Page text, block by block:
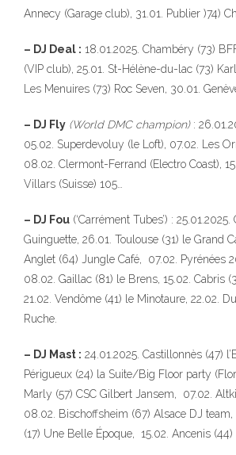
Annecy (Garage club), 31.01. Publier )74)
– DJ Deal : 18.01.2025. Chambéry (73)
(VIP club), 25.01. St-Hélène-du-lac (73)
Les Menuires (73) Roc Seven, 30.01.
– DJ Fly (World DMC champion):
05.02. Superdevoluy (le Loft), 07.02. Les
08.02. Clermont-Ferrand (Electro Coast),
Villars (Suisse) 105…
– DJ Fou (‘Carrément Tubes’) :
Guinguette, 26.01. Toulouse (31) le Grand
Anglet (64) Jungle Café, 07.02. Pyrénées
08.02. Gaillac (81) le Brens, 15.02. Cabris
21.02. Vendôme (41) le Minotaure, 22.02.
Ruche.
– DJ Mast : 24.01.2025. Castillonnès (47)
Périgueux (24) la Suite/Big Floor party
Marly (57) CSC Gilbert Jansem, 07.02.
08.02. Bischoffsheim (67) Alsace DJ team,
(17) Une Belle Époque, 15.02. Ancenis (44)